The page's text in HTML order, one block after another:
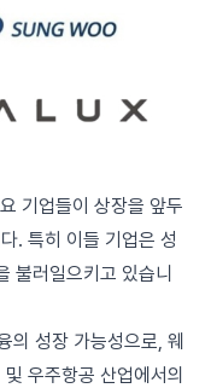
기업들이 상장을 앞두
. 특히 이들 기업은 성
불러일으키고 있습니
의 성장 가능성으로, 웨
우주항공 산업에서의